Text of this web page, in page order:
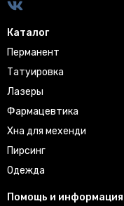
Каталог
Перманент
Татуировка
Лазеры
Фармацевтика
Хна для мехенди
Пирсинг
Одежда
Помощь и информация